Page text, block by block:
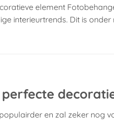
element
interieurtrends. Dit is
en zal zeker nog